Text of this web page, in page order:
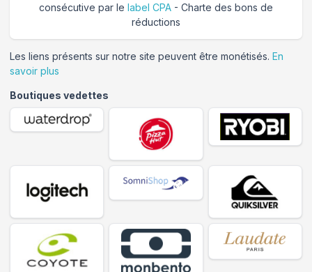
consécutive par le label CPA - Charte des bons de
réductions
Les liens présents sur notre site peuvent être monétisés. En
savoir plus
Boutiques vedettes